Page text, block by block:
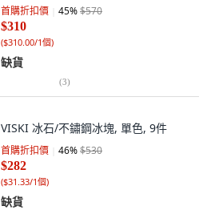
首購折扣價 45%$570
$310
($310.00/1個)
缺貨
(3)
VISKI 冰石/不鏽鋼冰塊, 單色, 9件
首購折扣價 46%$530
$282
($31.33/1個)
缺貨